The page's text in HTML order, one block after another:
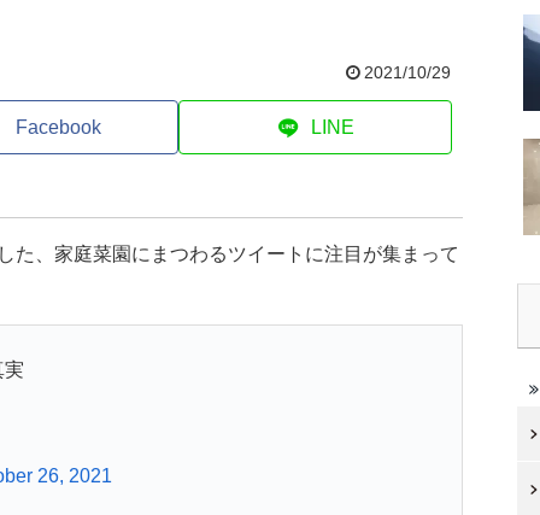
2021/10/29
Facebook LINE
た、家庭菜園にまつわるツイートに注目が集まって
実
26, 2021